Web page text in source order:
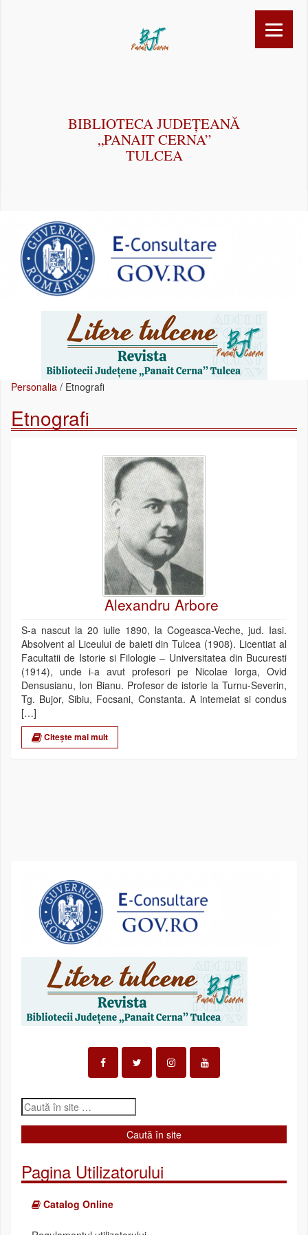
BIBLIOTECA JUDEȚEANĂ
„PANAIT CERNA”
TULCEA
Personalia / Etnografi
Etnografi
Alexandru Arbore
S-a nascut la 20 iulie 1890, la Cogeasca-Veche, jud. Iasi.
Absolvent al Liceului de baieti din Tulcea (1908). Licentiat al
Facultatii de Istorie si Filologie – Universitatea din Bucuresti
(1914), unde i-a avut profesori pe Nicolae Iorga, Ovid
Densusianu, Ion Bianu. Profesor de istorie la Turnu-Severin,
Tg. Bujor, Sibiu, Focsani, Constanta. A intemeiat si condus
[…]
Citește mai mult
Pagina Utilizatorului
Catalog Online